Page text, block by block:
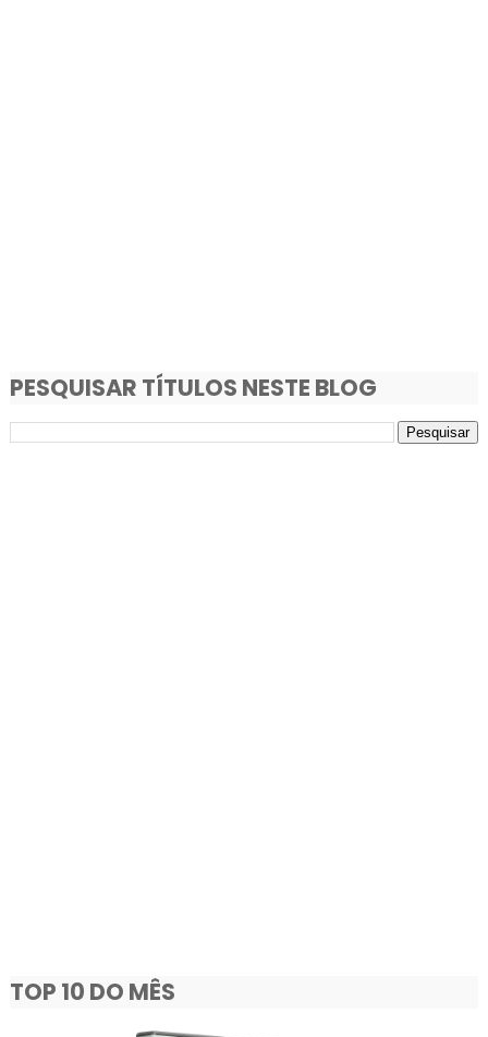
PESQUISAR TÍTULOS NESTE BLOG
TOP 10 DO MÊS